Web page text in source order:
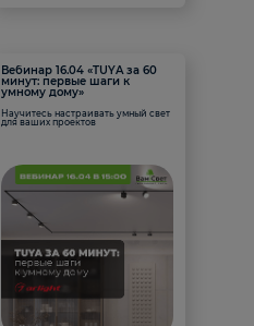
Вебинар 16.04 «TUYA за 60
минут: первые шаги к
умному дому»
Научитесь настраивать умный свет
для ваших проектов